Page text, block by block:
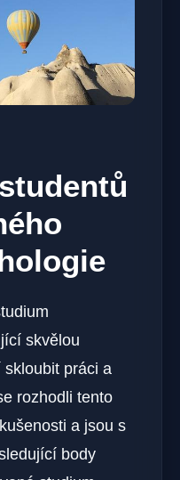
skvělou
práci a
rozhodli tento
a jsou s
body